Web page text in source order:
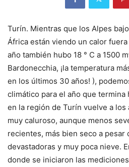
Turín. Mientras que los Alpes
África están viendo un calor
año también hubo 18 ° C a 1500
Bardonecchia, ¡la temperatura
en los últimos 30 años! ),
climático para el año que termina
en la región de Turín vuelve a los
muy caluroso, aunque menos
recientes, más bien seco a pesar
devastadoras y muy poca nieve.
donde se iniciaron las